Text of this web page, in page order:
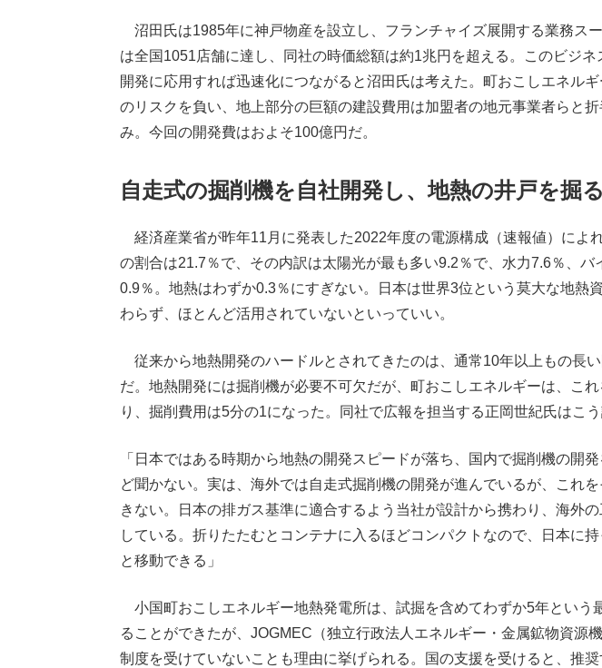
沼田氏は1985年に神戸物産を設立し、フランチャイズ展開する業務ス
は全国1051店舗に達し、同社の時価総額は約1兆円を超える。このビジ
開発に応用すれば迅速化につながると沼田氏は考えた。町おこしエネル
のリスクを負い、地上部分の巨額の建設費用は加盟者の地元事業者らと
み。今回の開発費はおよそ100億円だ。
自走式の掘削機を自社開発し、地熱の井戸を掘る
経済産業省が昨年11月に発表した2022年度の電源構成（速報値）によ
の割合は21.7％で、その内訳は太陽光が最も多い9.2％で、水力7.6％、バ
0.9％。地熱はわずか0.3％にすぎない。日本は世界3位という莫大な地熱
わらず、ほとんど活用されていないといっていい。
従来から地熱開発のハードルとされてきたのは、通常10年以上もの長
だ。地熱開発には掘削機が必要不可欠だが、町おこしエネルギーは、こ
り、掘削費用は5分の1になった。同社で広報を担当する正岡世紀氏はこう
「日本ではある時期から地熱の開発スピードが落ち、国内で掘削機の開
ど聞かない。実は、海外では自走式掘削機の開発が進んでいるが、これ
きない。日本の排ガス基準に適合するよう当社が設計から携わり、海外
している。折りたたむとコンテナに入るほどコンパクトなので、日本に
と移動できる」
小国町おこしエネルギー地熱発電所は、試掘を含めてわずか5年という
ることができたが、JOGMEC（独立行政法人エネルギー・金属鉱物資源
制度を受けていないことも理由に挙げられる。国の支援を受けると、推